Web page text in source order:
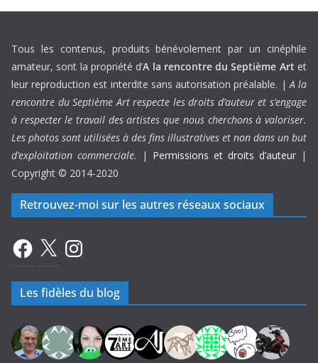
Tous les contenus, produits bénévolement par un cinéphile
amateur, sont la propriété d’A la rencontre du Septième Art et
leur reproduction est interdite sans autorisation préalable. |A la
rencontre du Septième Art respecte les droits d’auteur et s’engage
à respecter le travail des artistes que nous cherchons à valoriser.
Les photos sont utilisées à des fins illustratives et non dans un but
d’exploitation commerciale.
| Permissions et droits d’auteur |
Copyright © 2014-2020
Retrouvez-moi sur les autres réseaux sociaux
Facebook
X Instagram
Les fidèles du blog